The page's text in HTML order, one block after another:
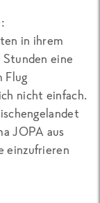
in ihrem
eine
Flug
nicht einfach.
JOPA aus
einzufrieren